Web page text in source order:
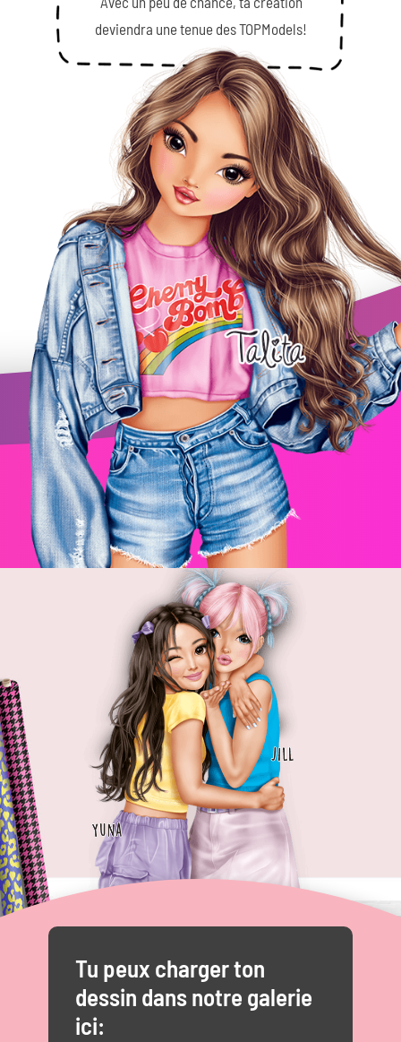
deviendra une tenue des TOPModels!
Tu peux charger ton
dessin dans notre galerie
ici: